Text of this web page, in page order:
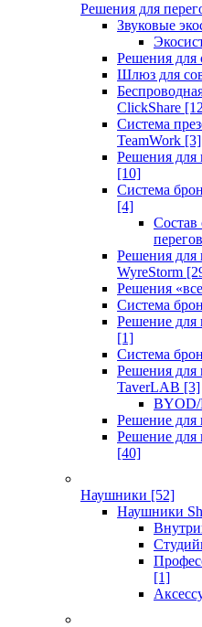
Решения для
Звуковые
Решения для
Шлюз для
ClickShare
Система
TeamWork [3]
Решения для
[10]
Система
[4]
Состав
Решения для
WyreStorm
Решения
Система
Решение для
[1]
Система
Решения для
TaverLAB [3]
Решение для
Решение для
[40]
Наушники [52]
Наушники
[1]